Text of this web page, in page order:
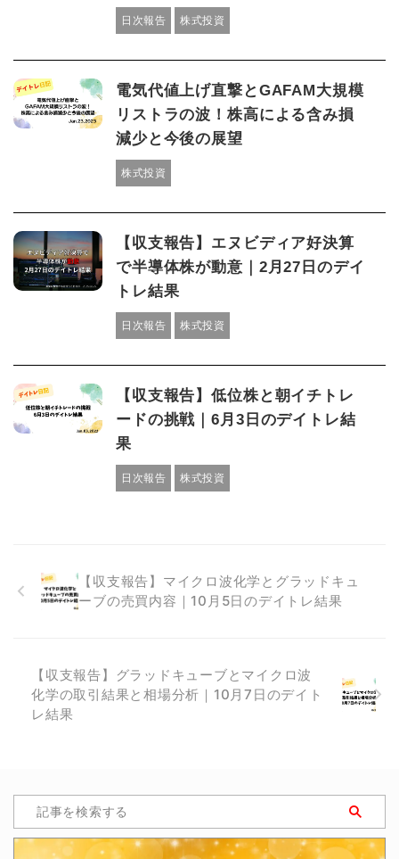
日次報告 株式投資
電気代値上げ直撃とGAFAM大規模
リストラの波！株高による含み損
減少と今後の展望
株式投資
【収支報告】エヌビディア好決算
で半導体株が動意｜2月27日のデイ
トレ結果
日次報告 株式投資
【収支報告】低位株と朝イチトレ
ードの挑戦｜6月3日のデイトレ結
果
日次報告 株式投資
【収支報告】マイクロ波化学とグラッドキュ
ーブの売買内容｜10月5日のデイトレ結果
【収支報告】グラッドキューブとマイクロ波
化学の取引結果と相場分析｜10月7日のデイト
レ結果